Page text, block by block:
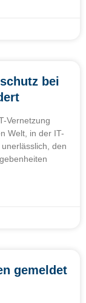
bei
Vernetzung
Welt, in der IT-
den
gemeldet